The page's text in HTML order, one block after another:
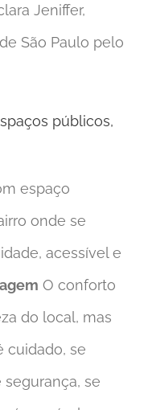
Jeniffer,
São Paulo pelo
públicos,
espaço
onde se
acessível e
O conforto
do local, mas
cuidado, se
se